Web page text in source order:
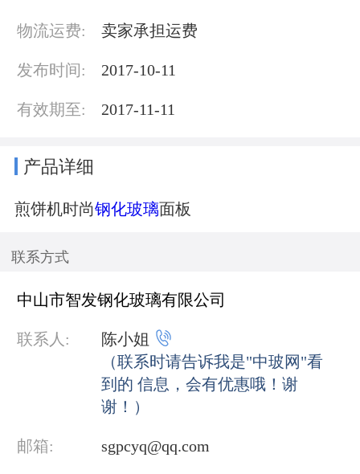
物流运费: 卖家承担运费
发布时间: 2017-10-11
有效期至: 2017-11-11
产品详细
煎饼机时尚钢化玻璃面板
联系方式
中山市智发钢化玻璃有限公司
联系人: 陈小姐 
（联系时请告诉我是"中玻网"看
到的 信息，会有优惠哦！谢
谢！）
邮箱: sgpcyq@qq.com